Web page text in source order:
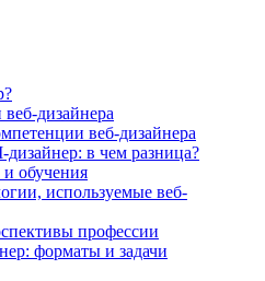
дизайнера
веб-дизайнера
в чем разница?
и обучения
используемые веб-
профессии
форматы и задачи